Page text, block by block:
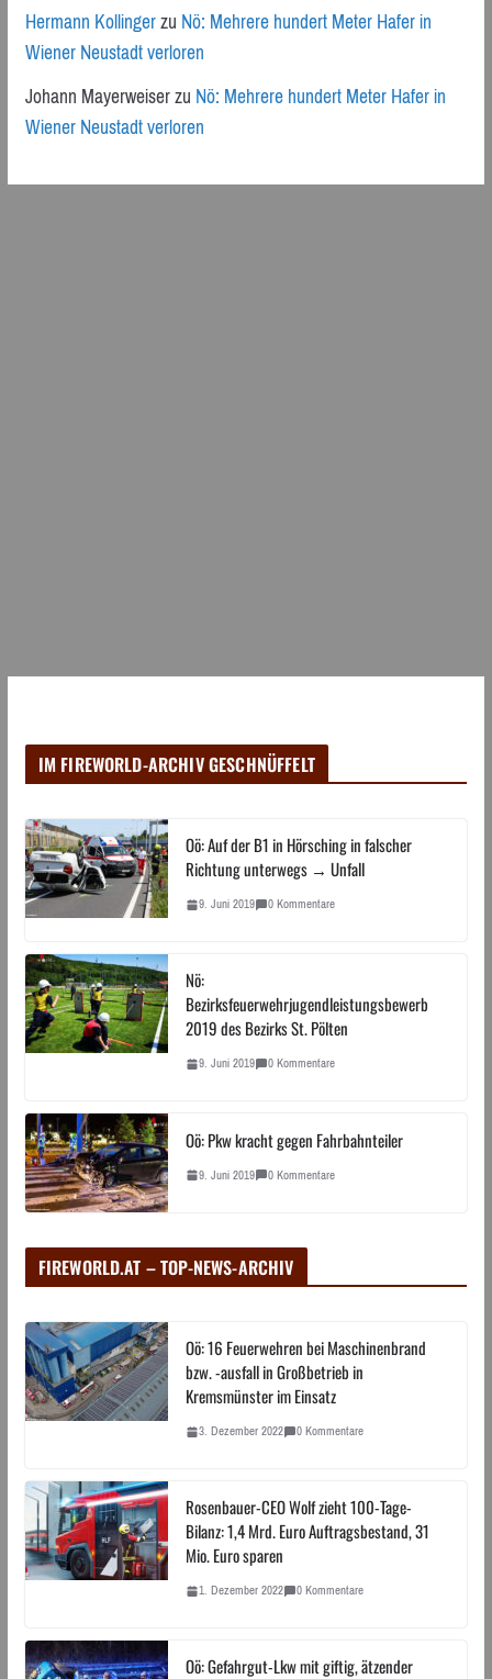
Hermann KollingerzuNö: Mehrere hundert Meter Hafer in
Wiener Neustadt verloren
Johann MayerweiserzuNö: Mehrere hundert Meter Hafer in
Wiener Neustadt verloren
IM FIREWORLD-ARCHIV GESCHNÜFFELT
Oö: Auf der B1 in Hörsching in falscher
Richtung unterwegs → Unfall
9. Juni 2019 0 Kommentare
Nö:
Bezirksfeuerwehrjugendleistungsbewerb
2019 des Bezirks St. Pölten
9. Juni 2019 0 Kommentare
Oö: Pkw kracht gegen Fahrbahnteiler
9. Juni 2019 0 Kommentare
FIREWORLD.AT – TOP-NEWS-ARCHIV
Oö: 16 Feuerwehren bei Maschinenbrand
bzw. -ausfall in Großbetrieb in
Kremsmünster im Einsatz
3. Dezember 2022 0 Kommentare
Rosenbauer-CEO Wolf zieht 100-Tage-
Bilanz: 1,4 Mrd. Euro Auftragsbestand, 31
Mio. Euro sparen
1. Dezember 2022 0 Kommentare
Oö: Gefahrgut-Lkw mit giftig, ätzender